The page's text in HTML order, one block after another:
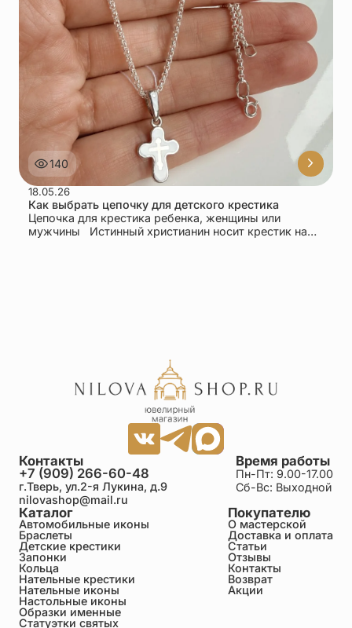
140
18.05.26
Как выбрать цепочку для детского крестика
Цепочка для крестика ребенка, женщины или
мужчины Истинный христианин носит крестик на
Каталог
Автомобильные иконы
Браслеты
Детские крестики
Запонки
Кольца
Нательные крестики
Нательные иконы
Настольные иконы
Образки именные
Статуэтки святых
Покупателю
О мастерской
Доставка и оплата
Статьи
Отзывы
Контакты
Возврат
Акции
Время работы
Пн-Пт: 9.00-17.00
Сб-Вс: Выходной
Контакты
+7 (909) 266-60-48
г.Тверь, ул.2-я Лукина, д.9
nilovashop@mail.ru